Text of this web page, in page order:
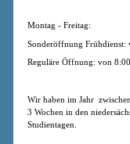
Montag - Freitag:
Sonderöffnung
Reguläre Öffnung: von
Wir haben im Jahr
3 Wochen in den
Studientagen.